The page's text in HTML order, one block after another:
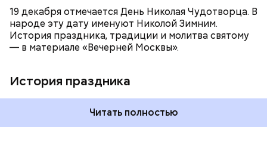
19 декабря отмечается День Николая Чудотворца. В
народе эту дату именуют Николой Зимним.
История праздника, традиции и молитва святому
— в материале «Вечерней Москвы».
История праздника
Читать полностью
600 г помидоров;
300 г моркови;
200 г шпината;
дольками, и все тушить 10-15 минут. Полученный
соус заправить солью, сахаром, раствором
лимонной кислоты или уксусом, залить им
обжаренные баклажаны и тушить в жарочном